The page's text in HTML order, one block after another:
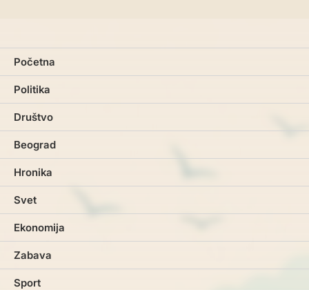
Početna
Politika
Društvo
Beograd
Hronika
Svet
Ekonomija
Zabava
Sport